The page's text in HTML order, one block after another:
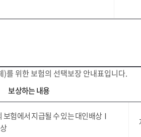
)를 위한 보험의 선택보장 안내표입니다.
보상하는 내용
보험에서 지급될 수 있는 대인배상Ⅰ